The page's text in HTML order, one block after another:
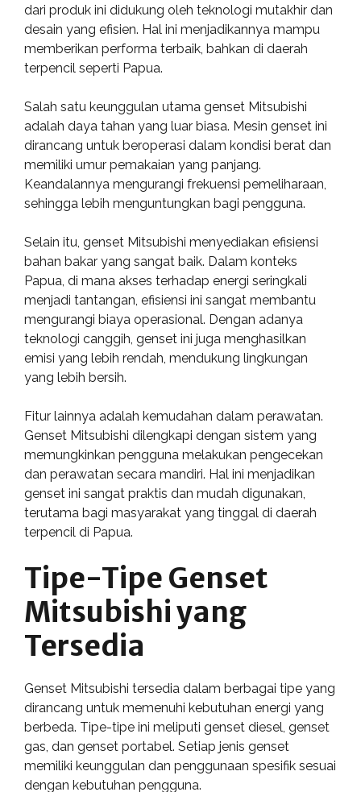
dari produk ini didukung oleh teknologi mutakhir dan
desain yang efisien. Hal ini menjadikannya mampu
memberikan performa terbaik, bahkan di daerah
terpencil seperti Papua.
Salah satu keunggulan utama genset Mitsubishi
adalah daya tahan yang luar biasa. Mesin genset ini
dirancang untuk beroperasi dalam kondisi berat dan
memiliki umur pemakaian yang panjang.
Keandalannya mengurangi frekuensi pemeliharaan,
sehingga lebih menguntungkan bagi pengguna.
Selain itu, genset Mitsubishi menyediakan efisiensi
bahan bakar yang sangat baik. Dalam konteks
Papua, di mana akses terhadap energi seringkali
menjadi tantangan, efisiensi ini sangat membantu
mengurangi biaya operasional. Dengan adanya
teknologi canggih, genset ini juga menghasilkan
emisi yang lebih rendah, mendukung lingkungan
yang lebih bersih.
Fitur lainnya adalah kemudahan dalam perawatan.
Genset Mitsubishi dilengkapi dengan sistem yang
memungkinkan pengguna melakukan pengecekan
dan perawatan secara mandiri. Hal ini menjadikan
genset ini sangat praktis dan mudah digunakan,
terutama bagi masyarakat yang tinggal di daerah
terpencil di Papua.
Tipe-Tipe Genset
Mitsubishi yang
Tersedia
Genset Mitsubishi tersedia dalam berbagai tipe yang
dirancang untuk memenuhi kebutuhan energi yang
berbeda. Tipe-tipe ini meliputi genset diesel, genset
gas, dan genset portabel. Setiap jenis genset
memiliki keunggulan dan penggunaan spesifik sesuai
dengan kebutuhan pengguna.